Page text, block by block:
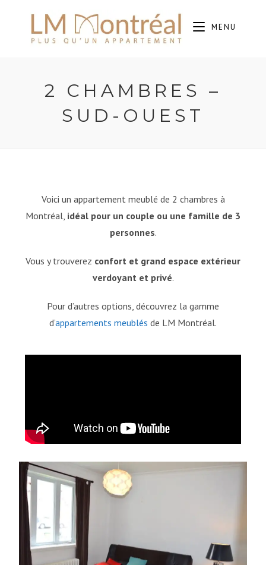
MENU
2 CHAMBRES –
SUD-OUEST
Voici un appartement meublé de 2 chambres à
Montréal, idéal pour un couple ou une famille de 3
personnes.
Vous y trouverez confort et grand espace extérieur
verdoyant et privé.
Pour d’autres options, découvrez la gamme
d’appartements meublés de LM Montréal.